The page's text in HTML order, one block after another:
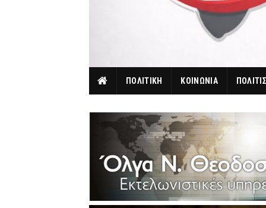
ΠΟΛΙΤΙΚΗ ΚΟΙΝΩΝΙΑ